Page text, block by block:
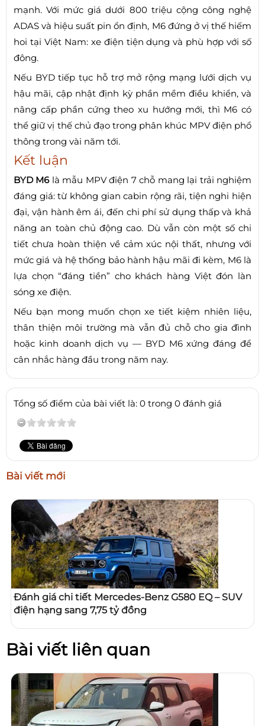
mạnh. Với mức giá dưới 800 triệu cộng công nghệ
ADAS và hiệu suất pin ổn định, M6 đứng ở vị thế hiếm
hoi tại Việt Nam: xe điện tiện dụng và phù hợp với số
đông.
Nếu BYD tiếp tục hỗ trợ mở rộng mạng lưới dịch vụ
hậu mãi, cập nhật định kỳ phần mềm điều khiển, và
nâng cấp phần cứng theo xu hướng mới, thì M6 có
thể giữ vị thế chủ đạo trong phân khúc MPV điện phổ
thông trong vài năm tới.
Kết luận
BYD M6là mẫu MPV điện 7 chỗ mang lại trải nghiệm
đáng giá: từ không gian cabin rộng rãi, tiện nghi hiện
đại, vận hành êm ái, đến chi phí sử dụng thấp và khả
năng an toàn chủ động cao. Dù vẫn còn một số chi
tiết chưa hoàn thiện về cảm xúc nội thất, nhưng với
mức giá và hệ thống bảo hành hậu mãi đi kèm, M6 là
lựa chọn “đáng tiền” cho khách hàng Việt đón làn
sóng xe điện.
Nếu bạn mong muốn chọn xe tiết kiệm nhiên liệu,
thân thiện môi trường mà vẫn đủ chỗ cho gia đình
hoặc kinh doanh dịch vụ — BYD M6 xứng đáng để
cân nhắc hàng đầu trong năm nay.
Tổng số điểm của bài viết là: 0 trong 0 đánh giá
Bài viết mới
Đánh giá chi tiết Mercedes-Benz G580 EQ – SUV
điện hạng sang 7,75 tỷ đồng
Bài viết liên quan